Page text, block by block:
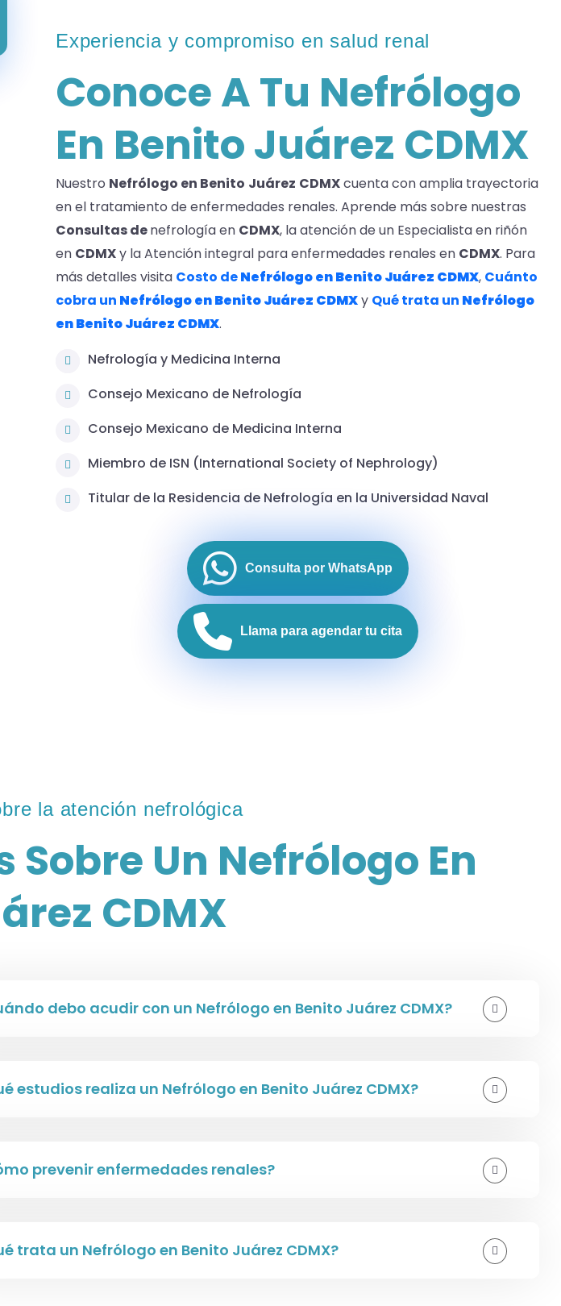
Experiencia y compromiso en salud renal
Conoce A Tu Nefrólogo
En Benito Juárez CDMX
Nuestro Nefrólogo en Benito Juárez CDMXcuenta con amplia trayectoria
en el tratamiento de enfermedades renales. Aprende más sobre nuestras
Consultas denefrología en CDMX, la atención de un Especialista en riñón
en CDMXy la Atención integral para enfermedades renales en CDMX. Para
más detalles visita Costo deNefrólogo en BenitoJuárez CDMX, Cuánto
cobra un Nefrólogo en BenitoJuárez CDMXy Qué trata un Nefrólogo
en BenitoJuárez CDMX.
Nefrología y Medicina Interna
Consejo Mexicano de Nefrología
Consejo Mexicano de Medicina Interna
Miembro de ISN (International Society of Nephrology)
Titular de la Residencia de Nefrología en la Universidad Naval
Consulta por WhatsApp
Llama para agendar tu cita
la atención nefrológica
Un Nefrólogo En
CDMX
debo acudir con un Nefrólogo en Benito Juárez CDMX?
estudios realiza un Nefrólogo en Benito Juárez CDMX?
prevenir enfermedades renales?
trata un Nefrólogo en Benito Juárez CDMX?